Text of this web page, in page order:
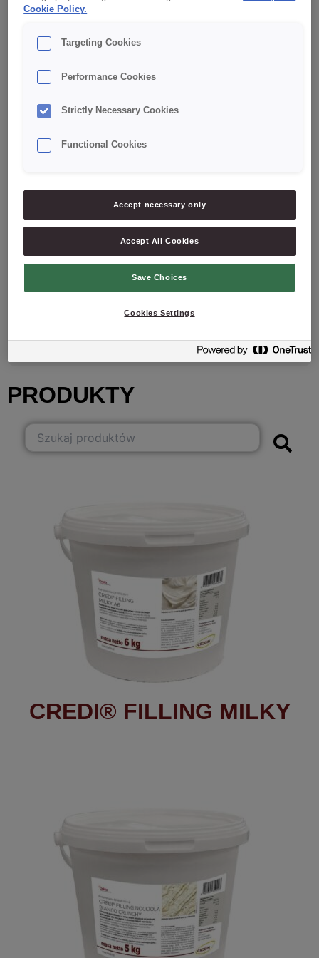
Posypka/Topping
Ser/Cheese
Snack
Tandoori
W trendzie czystej etykiety/In the clean label
PRODUKTY
CREDI® FILLING MILKY
Cookie Policy.
Targeting Cookies
Performance Cookies
Strictly Necessary Cookies
Functional Cookies
Accept necessary only
Accept All Cookies
Save Choices
Cookies Settings